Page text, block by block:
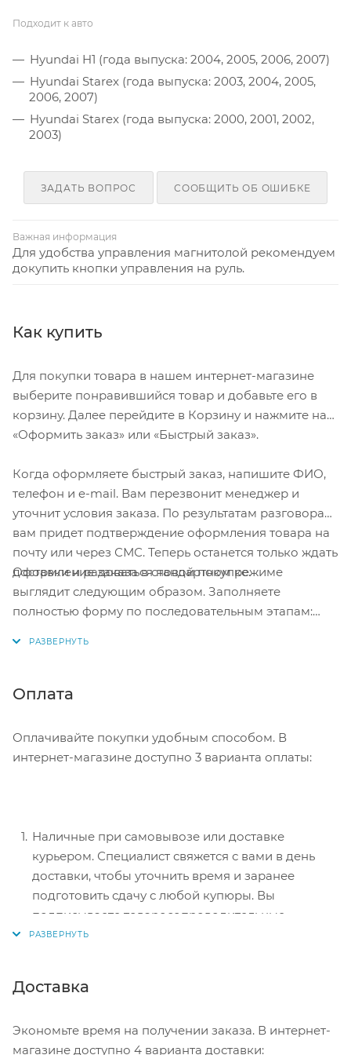
Подходит к авто
Hyundai H1 (года выпуска: 2004, 2005, 2006, 2007)
Hyundai Starex (года выпуска: 2003, 2004, 2005,
2006, 2007)
Hyundai Starex (года выпуска: 2000, 2001, 2002,
2003)
ЗАДАТЬ ВОПРОС СООБЩИТЬ ОБ ОШИБКЕ
Важная информация
Для удобства управления магнитолой рекомендуем
докупить кнопки управления на руль.
Как купить
Для покупки товара в нашем интернет-магазине
выберите понравившийся товар и добавьте его в
корзину. Далее перейдите в Корзину и нажмите на
«Оформить заказ» или «Быстрый заказ».
Когда оформляете быстрый заказ, напишите ФИО,
телефон и e-mail. Вам перезвонит менеджер и
уточнит условия заказа. По результатам разговора
вам придет подтверждение оформления товара на
почту или через СМС. Теперь останется только ждать
доставки и радоваться новой покупке.
Оформление заказа в стандартном режиме
выглядит следующим образом. Заполняете
полностью форму по последовательным этапам:
Нажмите кнопку «Оформить заказ».
Оплата
Оплачивайте покупки удобным способом. В
интернет-магазине доступно 3 варианта оплаты:
Наличные при самовывозе или доставке
курьером. Специалист свяжется с вами в день
доставки, чтобы уточнить время и заранее
подготовить сдачу с любой купюры. Вы
подписываете товаросопроводительные
документы, вносите денежные средства,
перенаправит вас на сервер системы ASSIST.
Доставка
Экономьте время на получении заказа. В интернет-
магазине доступно 4 варианта доставки: